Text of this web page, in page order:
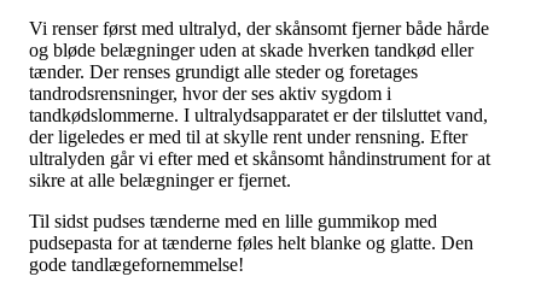
Vi renser først med ultralyd, der skånsomt fjerner både hårde
og bløde belægninger uden at skade hverken tandkød eller
tænder. Der renses grundigt alle steder og foretages
tandrodsrensninger, hvor der ses aktiv sygdom i
tandkødslommerne. I ultralydsapparatet er der tilsluttet vand,
der ligeledes er med til at skylle rent under rensning. Efter
ultralyden går vi efter med et skånsomt håndinstrument for at
sikre at alle belægninger er fjernet.
Til sidst pudses tænderne med en lille gummikop med
pudsepasta for at tænderne føles helt blanke og glatte. Den
gode tandlægefornemmelse!